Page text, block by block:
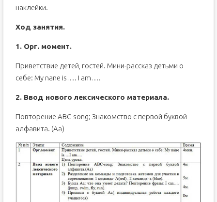
наклейки.
Ход занятия.
1. Орг. момент.
Приветствие детей, гостей. Мини-рассказ детьми о
себе: My nane is…. I am….
2. Ввод нового лексического материала.
Повторение ABC-song; Знакомство с первой буквой
алфавита. (Аа)